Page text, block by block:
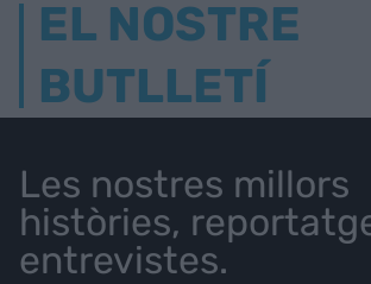
EL NOSTRE
BUTLLETÍ
Les nostres millors
històries,
entrevistes.